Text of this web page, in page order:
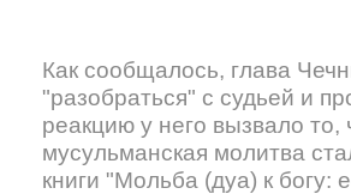
Как сообщалось, глава
"разобраться" с судьей и
реакцию у него вызвало
мусульманская молитва
книги "Мольба (дуа) к